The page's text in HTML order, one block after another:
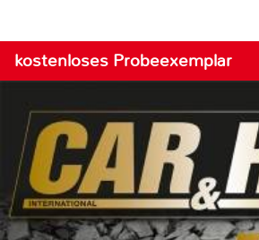
kostenloses Probeexemplar